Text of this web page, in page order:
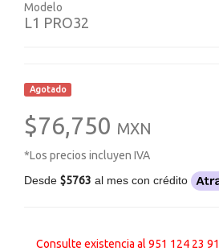
Modelo
L1 PRO32
Agotado
$76,750 MXN
*Los precios incluyen IVA
Desde $5763 al mes con crédito
Consulte existencia al 951 124 23 91